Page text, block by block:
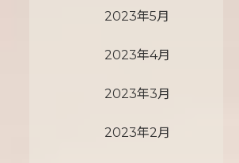
2023年5月
2023年4月
2023年3月
2023年2月